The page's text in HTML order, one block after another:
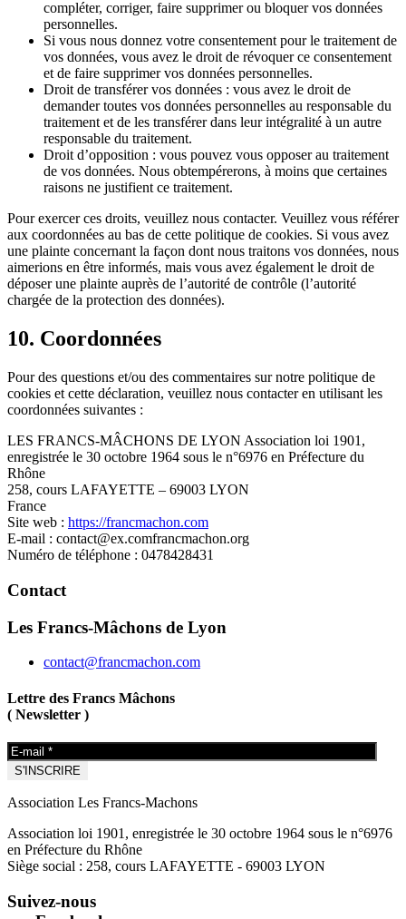
compléter, corriger, faire supprimer ou bloquer vos données
personnelles.
Si vous nous donnez votre consentement pour le traitement de
vos données, vous avez le droit de révoquer ce consentement
et de faire supprimer vos données personnelles.
Droit de transférer vos données : vous avez le droit de
demander toutes vos données personnelles au responsable du
traitement et de les transférer dans leur intégralité à un autre
responsable du traitement.
Droit d’opposition : vous pouvez vous opposer au traitement
de vos données. Nous obtempérerons, à moins que certaines
raisons ne justifient ce traitement.
Pour exercer ces droits, veuillez nous contacter. Veuillez vous référer
aux coordonnées au bas de cette politique de cookies. Si vous avez
une plainte concernant la façon dont nous traitons vos données, nous
aimerions en être informés, mais vous avez également le droit de
déposer une plainte auprès de l’autorité de contrôle (l’autorité
chargée de la protection des données).
10. Coordonnées
Pour des questions et/ou des commentaires sur notre politique de
cookies et cette déclaration, veuillez nous contacter en utilisant les
coordonnées suivantes :
LES FRANCS-MÂCHONS DE LYON Association loi 1901,
enregistrée le 30 octobre 1964 sous le n°6976 en Préfecture du
Rhône
258, cours LAFAYETTE – 69003 LYON
France
Site web : https://francmachon.com
E-mail : contact@ex.comfrancmachon.org
Numéro de téléphone : 0478428431
Contact
Les Francs-Mâchons de Lyon
contact@francmachon.com
Lettre des Francs Mâchons
( Newsletter )
Association Les Francs-Machons
Association loi 1901, enregistrée le 30 octobre 1964 sous le n°6976
en Préfecture du Rhône
Siège social : 258, cours LAFAYETTE - 69003 LYON
Suivez-nous